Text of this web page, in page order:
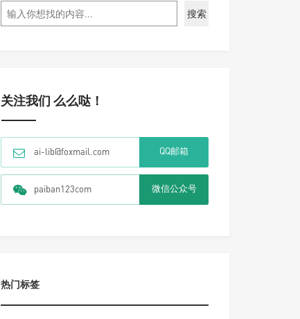
搜索
关注我们 么么哒！
ai-lib@foxmail.com QQ邮箱
paiban123com 微信公众号
热门标签